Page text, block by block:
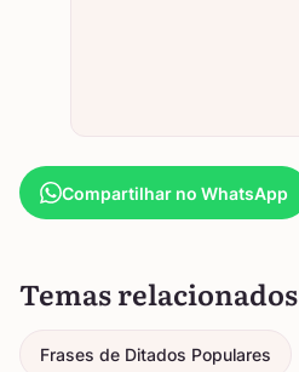
Compartilhar no WhatsApp
Temas relacionados
Frases de Ditados Populares